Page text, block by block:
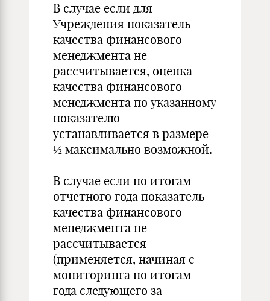
В случае если для
Учреждения показатель
качества финансового
менеджмента не
рассчитывается, оценка
качества финансового
менеджмента по указанному
показателю
устанавливается в размере
½ максимально возможной.
В случае если по итогам
отчетного года показатель
качества финансового
менеджмента не
рассчитывается
(применяется, начиная с
мониторинга по итогам
года следующего за